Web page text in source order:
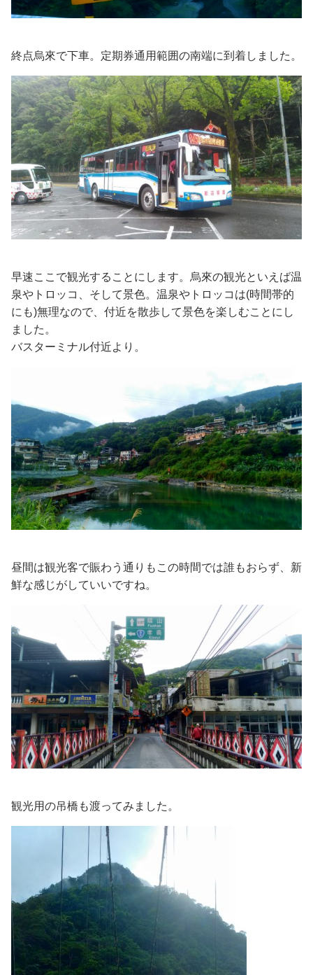
終点烏來で下車。定期券通用範囲の南端に到着しました。
早速ここで観光することにします。烏來の観光といえば温
泉やトロッコ、そして景色。温泉やトロッコは(時間帯的
にも)無理なので、付近を散歩して景色を楽しむことにし
ました。
バスターミナル付近より。
昼間は観光客で賑わう通りもこの時間では誰もおらず、新
鮮な感じがしていいですね。
観光用の吊橋も渡ってみました。